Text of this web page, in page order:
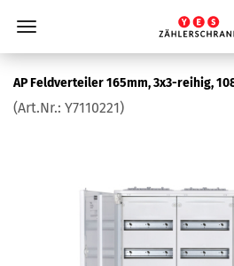
AP Feld­ver­tei­ler 165mm, 3x3-​reihig,
(Art.Nr.: Y7110221)